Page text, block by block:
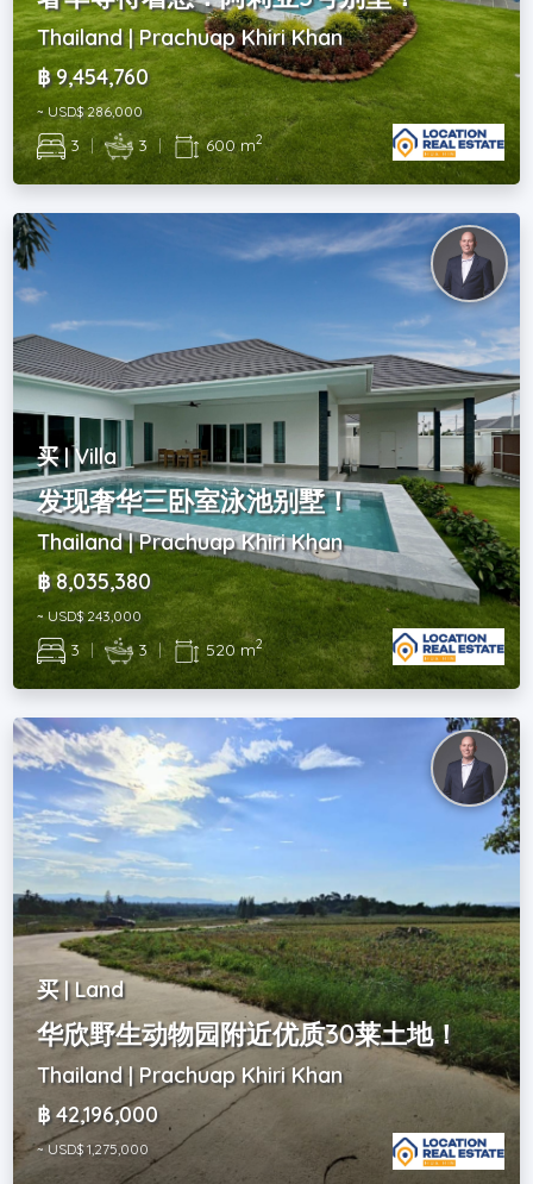
Thailand | Prachuap Khiri Khan
฿ 9,454,760
~ USD$ 286,000
3 | 3 | 600 m2
买 | Villa
发现奢华三卧室泳池别墅！
Thailand | Prachuap Khiri Khan
฿ 8,035,380
~ USD$ 243,000
3 | 3 | 520 m2
买 | Land
华欣野生动物园附近优质30莱土地！
Thailand | Prachuap Khiri Khan
฿ 42,196,000
~ USD$ 1,275,000